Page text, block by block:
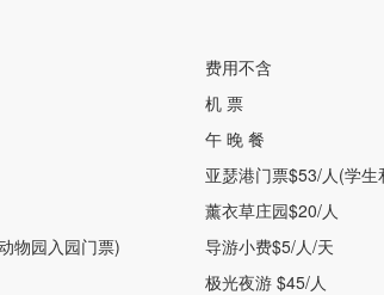
物园入园门票)
费用不含
机 票
午 晚 餐
亚瑟港门票$53/人 (学生
薰衣草庄园$20/人
导游小费$5/人/天
极光夜游 $45/人